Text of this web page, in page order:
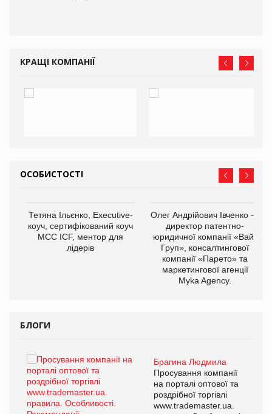
КРАЩІ КОМПАНІЇ
ОСОБИСТОСТІ
Тетяна Ільєнко, Executive-
коуч, сертифікований коуч
МСС ICF, ментор для
лідерів
Олег Андрійович Івченко —
директор патентно-
юридичної компанії «Вайз
Груп», консалтингової
компанії «Парето» та
маркетингової агенції
Myka Agency.
БЛОГИ
Брагина Людмила
Просування компанії
на порталі оптової та
роздрібної торгівлі
www.trademaster.ua.